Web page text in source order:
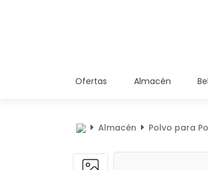
Ofertas Almacén
Almacén Polvo para